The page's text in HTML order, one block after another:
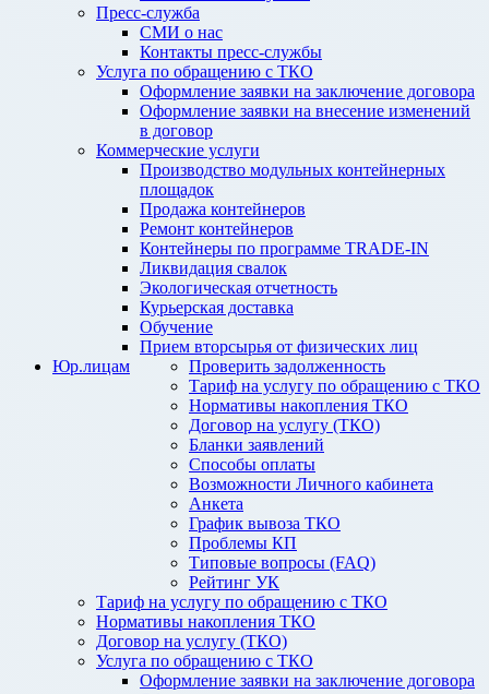
Пресс-служба
СМИ о нас
Контакты пресс-службы
Услуга по обращению с ТКО
Оформление заявки на заключение договора
Оформление заявки на внесение изменений
в договор
Коммерческие услуги
Производство модульных контейнерных
площадок
Продажа контейнеров
Ремонт контейнеров
Контейнеры по программе TRADE-IN
Ликвидация свалок
Экологическая отчетность
Курьерская доставка
Обучение
Прием вторсырья от физических лиц
Проверить задолженность
Тариф на услугу по обращению с ТКО
Нормативы накопления ТКО
Договор на услугу (ТКО)
Бланки заявлений
Способы оплаты
Возможности Личного кабинета
Анкета
График вывоза ТКО
Проблемы КП
Типовые вопросы (FAQ)
Рейтинг УК
Юр.лицам
Тариф на услугу по обращению с ТКО
Нормативы накопления ТКО
Договор на услугу (ТКО)
Услуга по обращению с ТКО
Оформление заявки на заключение договора